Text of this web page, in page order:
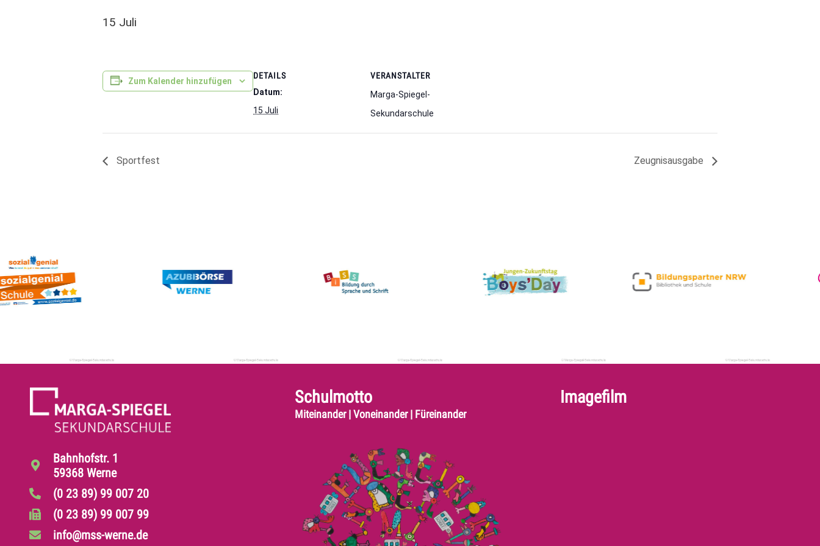
15 Juli
Zum Kalender hinzufügen
DETAILS
Datum:
15 Juli
VERANSTALTER
Marga-Spiegel-
Sekundarschule
Sportfest Zeugnisausgabe
Bahnhofstr. 1
59368 Werne
(0 23 89) 99 007 20
(0 23 89) 99 007 99
info@mss-werne.de
Schulmotto
Miteinander | Voneinander | Füreinander
Imagefilm